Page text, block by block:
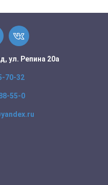
ул. Репина 20а
70-32
55-0